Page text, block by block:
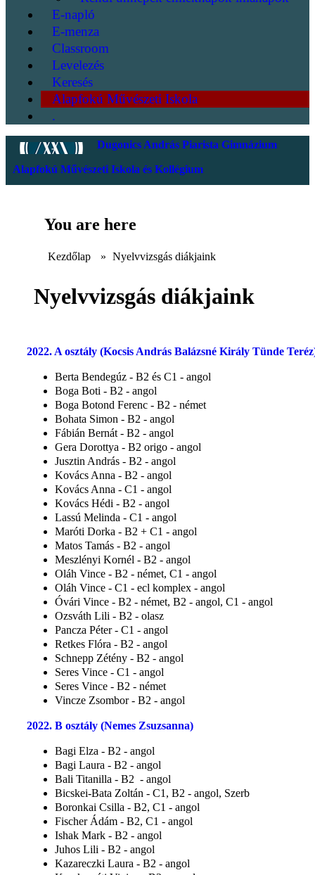
E-napló
E-menza
Classroom
Levelezés
Keresés
Alapfokú Művészeti Iskola
.
Dugonics András Piarista Gimnázium
Alapfokú Művészeti Iskola és Kollégium
You are here
Kezdőlap » Nyelvvizsgás diákjaink
Nyelvvizsgás diákjaink
2022. A osztály (Kocsis András Balázsné Király Tünde
Berta Bendegúz - B2 és C1 - angol
Boga Boti - B2 - angol
Boga Botond Ferenc - B2 - német
Bohata Simon - B2 - angol
Fábián Bernát - B2 - angol
Gera Dorottya - B2 origo - angol
Jusztin András - B2 - angol
Kovács Anna - B2 - angol
Kovács Anna - C1 - angol
Kovács Hédi - B2 - angol
Lassú Melinda - C1 - angol
Maróti Dorka - B2 + C1 - angol
Matos Tamás - B2 - angol
Meszlényi Kornél - B2 - angol
Oláh Vince - B2 - német, C1 - angol
Oláh Vince - C1 - ecl komplex - angol
Óvári Vince - B2 - német, B2 - angol, C1 - angol
Ozsváth Lili - B2 - olasz
Pancza Péter - C1 - angol
Retkes Flóra - B2 - angol
Schnepp Zétény - B2 - angol
Seres Vince - C1 - angol
Seres Vince - B2 - német
Vincze Zsombor - B2 - angol
2022. B osztály (Nemes Zsuzsanna)
Bagi Elza - B2 - angol
Bagi Laura - B2 - angol
Bali Titanilla - B2 - angol
Bicskei-Bata Zoltán - C1, B2 - angol, Szerb
Boronkai Csilla - B2, C1 - angol
Fischer Ádám - B2, C1 - angol
Ishak Mark - B2 - angol
Juhos Lili - B2 - angol
Kazareczki Laura - B2 - angol